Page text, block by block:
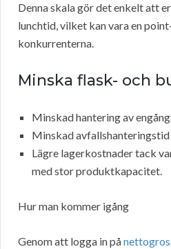
Denna skala gör det enkelt att
lunchtid, vilket kan vara en
konkurrenterna.
Minska flask- och
Minskad hantering av
Minskad
Lägre lagerkostnader tack
med stor produktkapacitet.
Hur man kommer igång
Genom att logga in på